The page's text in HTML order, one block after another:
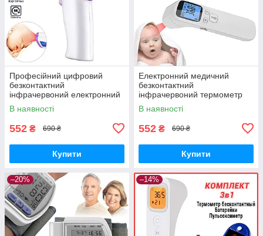
Професійний цифровий
безконтактний
інфрачервоний електронний
термометр пірометр
градусник IT-100
В наявності
552 ₴ 690 ₴
Купити
Електронний медичний
безконтактний
інфрачервоний термометр
WM-104 градусник для
тіла,дітей,предметів
В наявності
552 ₴ 690 ₴
Купити
–20% –14%